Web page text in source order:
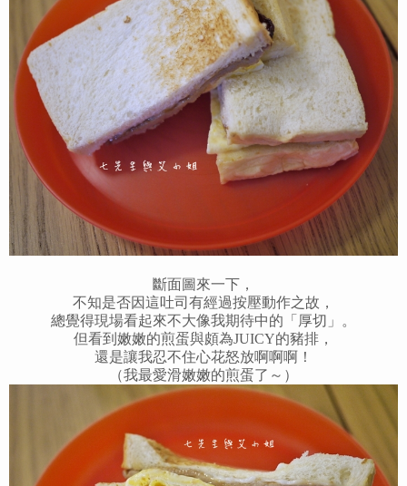
斷面圖來一下，
不知是否因這吐司有經過按壓動作之故，
總覺得現場看起來不大像我期待中的「厚切」。
但看到嫩嫩的煎蛋與頗為JUICY的豬排，
還是讓我忍不住心花怒放啊啊啊！
（我最愛滑嫩嫩的煎蛋了～）